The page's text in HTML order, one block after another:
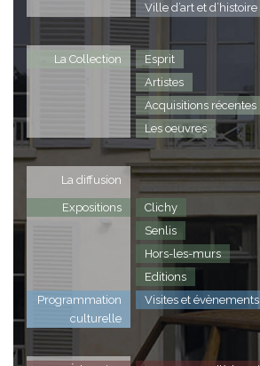
Ville d’art et d’histoire
La Collection
Esprit
Artistes
Acquisitions récentes
Les oeuvres
La diffusion
Expositions
Clichy
Senlis
Hors-les-murs
Editions
Programmation
culturelle
Visites et évènements